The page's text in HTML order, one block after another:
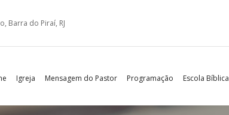
Barra do Piraí, RJ
Igreja Mensagem do Pastor Programação Escola Bíblica